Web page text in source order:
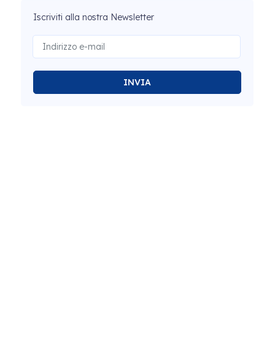
Iscriviti alla nostra Newsletter
INVIA